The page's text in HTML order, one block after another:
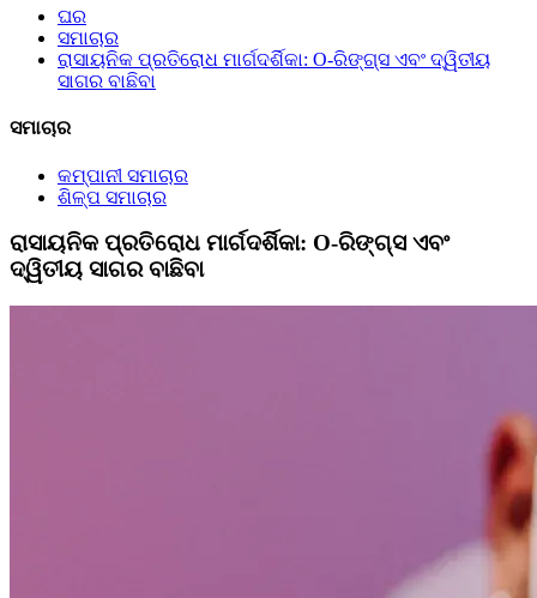
ଘର
ସମାଚାର
ରାସାୟନିକ ପ୍ରତିରୋଧ ମାର୍ଗଦର୍ଶିକା: O-ରିଙ୍ଗ୍ସ ଏବଂ ଦ୍ୱିତୀୟ
ସାଗର ବାଛିବା
ସମାଚାର
କମ୍ପାନୀ ସମାଚାର
ଶିଳ୍ପ ସମାଚାର
ରାସାୟନିକ ପ୍ରତିରୋଧ ମାର୍ଗଦର୍ଶିକା: O-ରିଙ୍ଗ୍ସ ଏବଂ
ଦ୍ୱିତୀୟ ସାଗର ବାଛିବା